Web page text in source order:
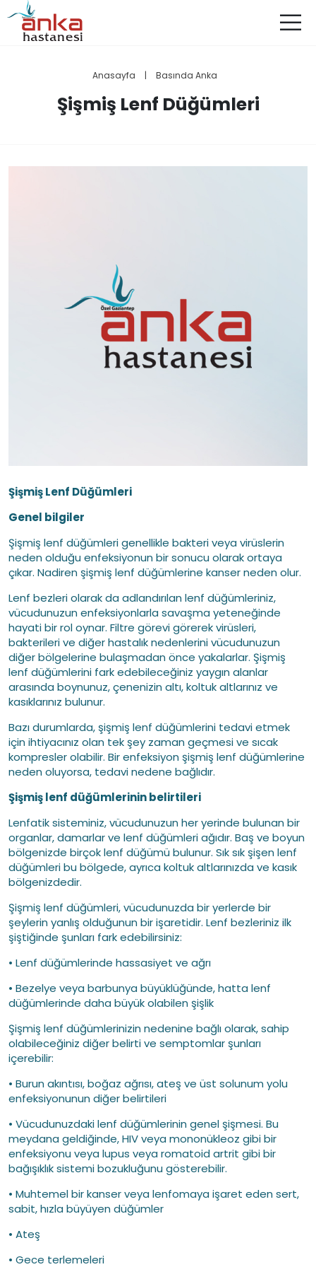
Anasayfa | Basında Anka
Şişmiş Lenf Düğümleri
Şişmiş Lenf Düğümleri
Genel bilgiler
Şişmiş lenf düğümleri genellikle bakteri veya virüslerin
neden olduğu enfeksiyonun bir sonucu olarak ortaya
çıkar. Nadiren şişmiş lenf düğümlerine kanser neden olur.
Lenf bezleri olarak da adlandırılan lenf düğümleriniz,
vücudunuzun enfeksiyonlarla savaşma yeteneğinde
hayati bir rol oynar. Filtre görevi görerek virüsleri,
bakterileri ve diğer hastalık nedenlerini vücudunuzun
diğer bölgelerine bulaşmadan önce yakalarlar. Şişmiş
lenf düğümlerini fark edebileceğiniz yaygın alanlar
arasında boynunuz, çenenizin altı, koltuk altlarınız ve
kasıklarınız bulunur.
Bazı durumlarda, şişmiş lenf düğümlerini tedavi etmek
için ihtiyacınız olan tek şey zaman geçmesi ve sıcak
kompresler olabilir. Bir enfeksiyon şişmiş lenf düğümlerine
neden oluyorsa, tedavi nedene bağlıdır.
Şişmiş lenf düğümlerinin belirtileri
Lenfatik sisteminiz, vücudunuzun her yerinde bulunan bir
organlar, damarlar ve lenf düğümleri ağıdır. Baş ve boyun
bölgenizde birçok lenf düğümü bulunur. Sık sık şişen lenf
düğümleri bu bölgede, ayrıca koltuk altlarınızda ve kasık
bölgenizdedir.
Şişmiş lenf düğümleri, vücudunuzda bir yerlerde bir
şeylerin yanlış olduğunun bir işaretidir. Lenf bezleriniz ilk
şiştiğinde şunları fark edebilirsiniz:
• Lenf düğümlerinde hassasiyet ve ağrı
• Bezelye veya barbunya büyüklüğünde, hatta lenf
düğümlerinde daha büyük olabilen şişlik
Şişmiş lenf düğümlerinizin nedenine bağlı olarak, sahip
olabileceğiniz diğer belirti ve semptomlar şunları
içerebilir:
• Burun akıntısı, boğaz ağrısı, ateş ve üst solunum yolu
enfeksiyonunun diğer belirtileri
• Vücudunuzdaki lenf düğümlerinin genel şişmesi. Bu
meydana geldiğinde, HIV veya mononükleoz gibi bir
enfeksiyonu veya lupus veya romatoid artrit gibi bir
bağışıklık sistemi bozukluğunu gösterebilir.
• Muhtemel bir kanser veya lenfomaya işaret eden sert,
sabit, hızla büyüyen düğümler
• Ateş
• Gece terlemeleri